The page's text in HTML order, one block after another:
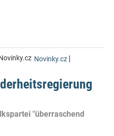
Novinky.cz |
"überraschend